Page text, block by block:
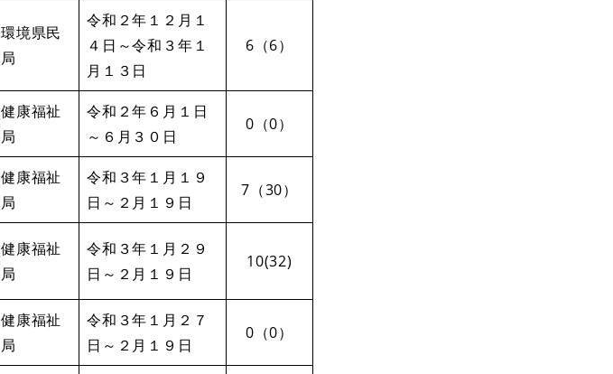
環境県民
局
令和２年１２月１
４日～令和３年１
月１３日
6（6）
健康福祉
局
令和２年６月１日
～６月３０日
0（0）
健康福祉
局
令和３年１月１９
日～２月１９日
7（30）
健康福祉
局
令和３年１月２９
日～２月１９日
10(32)
健康福祉
局
令和３年１月２７
日～２月１９日
0（0）